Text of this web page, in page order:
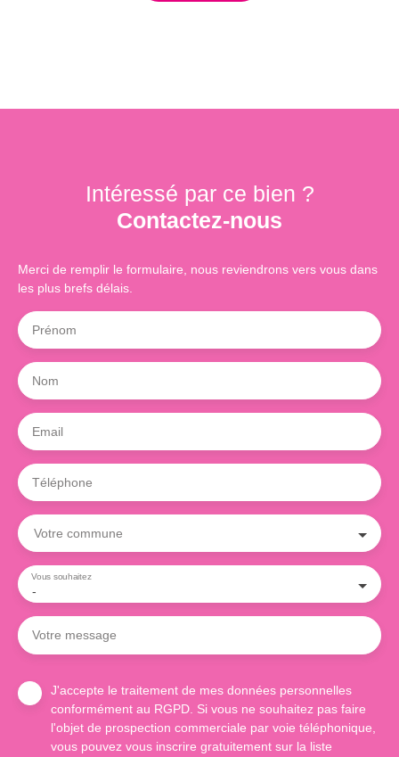
Intéressé par ce bien ?
Contactez-nous
Merci de remplir le formulaire, nous reviendrons vers vous dans
les plus brefs délais.
Prénom
Nom
Email
Téléphone
Votre commune
-
Vous souhaitez
Votre message
J'accepte le traitement de mes données personnelles
conformément au RGPD. Si vous ne souhaitez pas faire
l'objet de prospection commerciale par voie téléphonique,
vous pouvez vous inscrire gratuitement sur la liste